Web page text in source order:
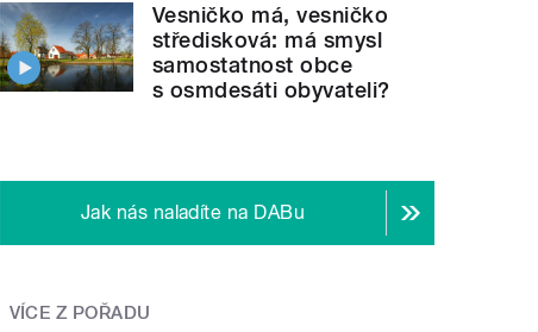
Vesničko má, vesničko
středisková: má smysl
samostatnost obce
s osmdesáti obyvateli?
Jak nás naladíte na DABu
VÍCE Z POŘADU